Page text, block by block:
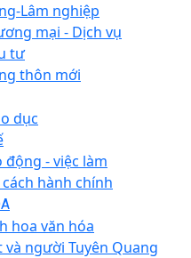
Lâm nghiệp
mại - Dịch vụ
tư
thôn mới
dục
động - việc làm
cách hành chính
hoa văn hóa
và người Tuyên Quang